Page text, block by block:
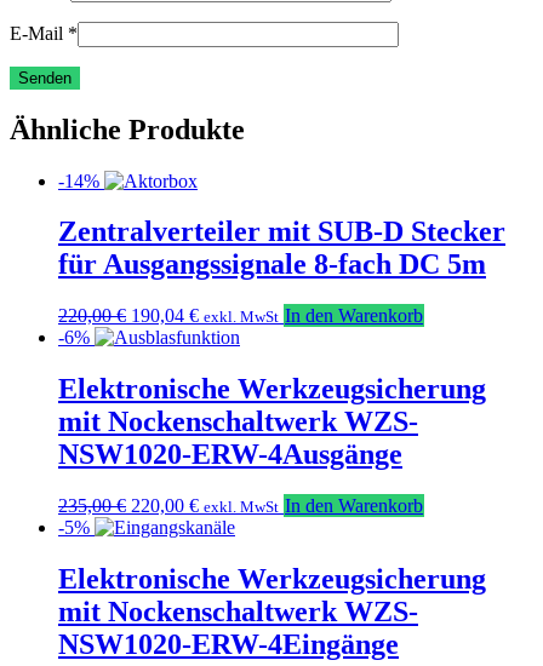
E-Mail *
Ähnliche Produkte
-14%
Zentralverteiler mit SUB-D Stecker
für Ausgangssignale 8-fach DC 5m
220,00€ Ursprünglicher
Preis
220,00 €
190,04 €Aktueller
Preis
190,04 €.
exkl. MwSt In den Warenkorb
-6%
Elektronische Werkzeugsicherung
mit Nockenschaltwerk WZS-
NSW1020-ERW-4Ausgänge
235,00€ Ursprünglicher
Preis
235,00 €
220,00 €Aktueller
Preis
220,00 €.
exkl. MwSt In den Warenkorb
-5%
Elektronische Werkzeugsicherung
mit Nockenschaltwerk WZS-
NSW1020-ERW-4Eingänge